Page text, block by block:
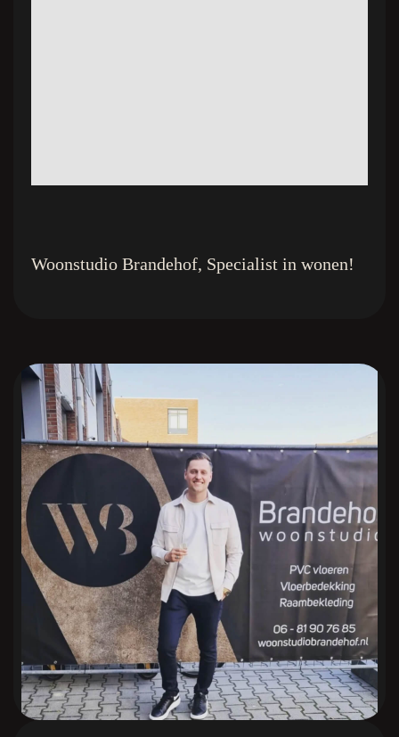
Woonstudio Brandehof, Specialist in wonen!